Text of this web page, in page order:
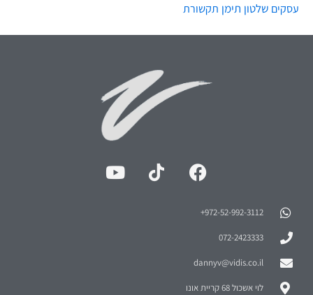
עסקים שלטון תימן תקשורת
972-52-992-3112⁩+
072-2423333
dannyv@vidis.co.il
לוי אשכול 68 קריית אונו